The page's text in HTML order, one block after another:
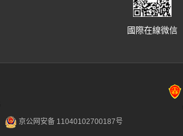
國際在線微信
京公网安备 11040102700187号